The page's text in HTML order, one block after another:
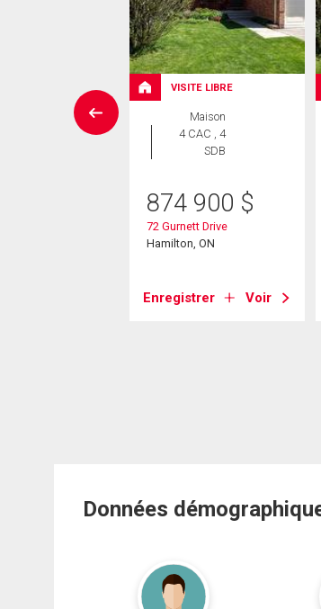
VISITE LIBRE
Maison
4 CAC , 4
SDB
874 900 $
72 Gurnett Drive
Hamilton, ON
Enregistrer Voir
Données